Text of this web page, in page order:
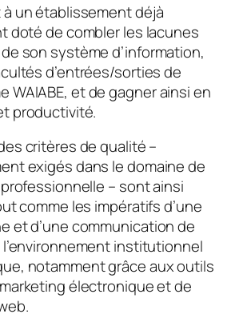
un établissement déjà
doté de combler les lacunes
son système d’information,
d’entrées/sorties de
WAIABE, et de gagner ainsi en
productivité.
critères de qualité –
exigés dans le domaine de
– sont ainsi
comme les impératifs d’une
et d’une communication de
institutionnel
notamment grâce aux outils
électronique et de